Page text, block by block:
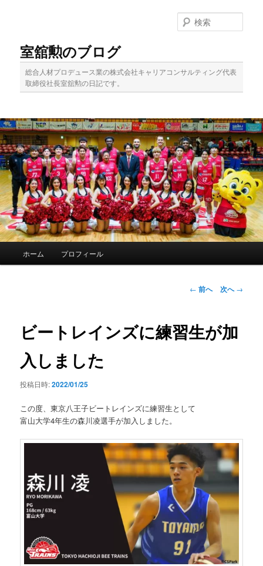
移
動
室舘勲のブログ
総合人材プロデュース業の株式会社キャリアコンサルティング代表
取締役社長室舘勲の日記です。
索
ホーム プロフィール
投
ビ
ゲ
← 前へ 次へ→
ビートレインズに練習生が加
入しました
投稿日時:2022/01/25
この度、東京八王子ビートレインズに練習生として
富山大学4年生の森川凌選手が加入しました。